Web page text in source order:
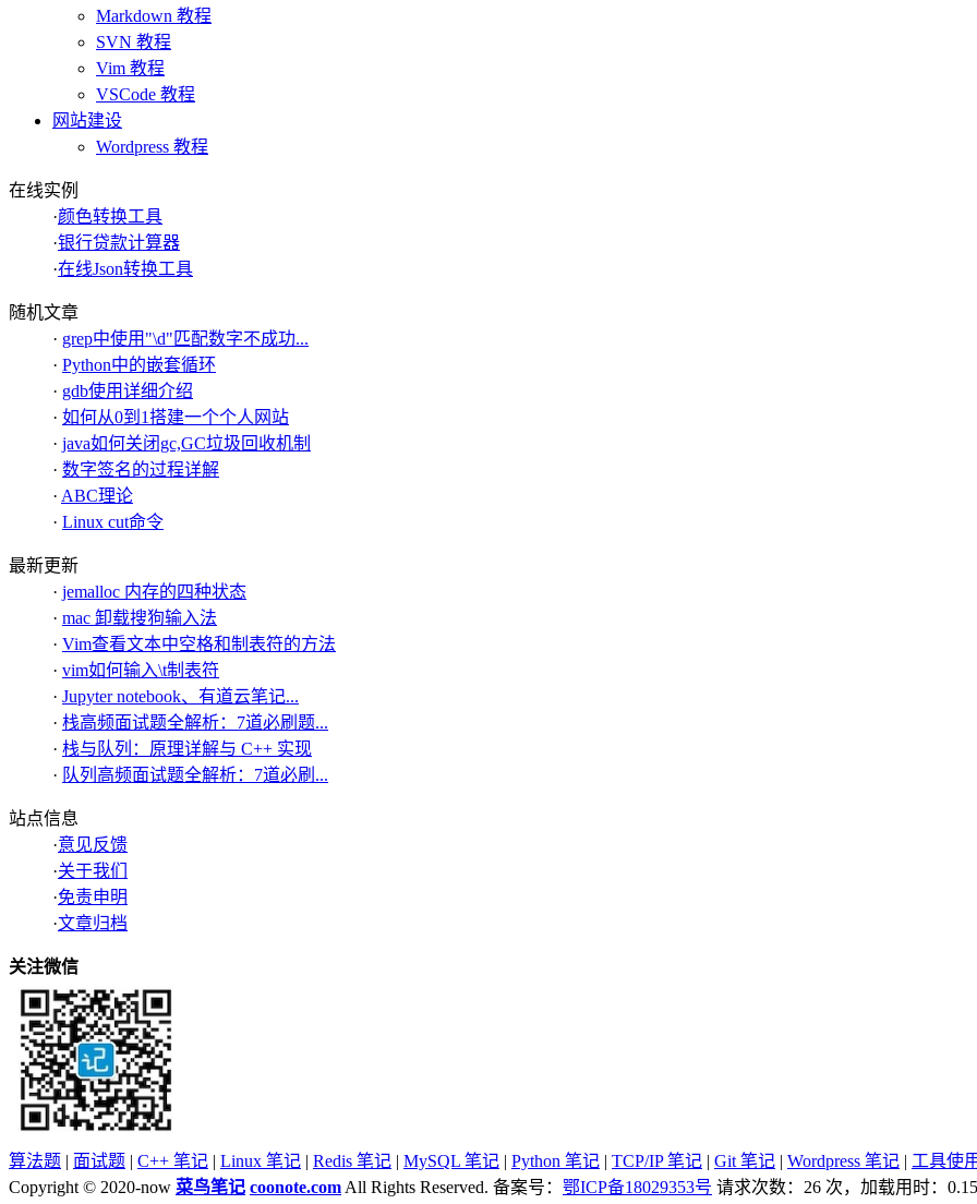
Markdown 教程
SVN 教程
Vim 教程
VSCode 教程
网站建设
Wordpress 教程
在线实例
·颜色转换工具
·银行贷款计算器
·在线Json转换工具
随机文章
· grep中使用"\d"匹配数字不成功...
· Python中的嵌套循环
· gdb使用详细介绍
· 如何从0到1搭建一个个人网站
· java如何关闭gc,GC垃圾回收机制
· 数字签名的过程详解
· ABC理论
· Linux cut命令
最新更新
· jemalloc 内存的四种状态
· mac 卸载搜狗输入法
· Vim查看文本中空格和制表符的方法
· vim如何输入\t制表符
· Jupyter notebook、有道云笔记...
· 栈高频面试题全解析：7道必刷题...
· 栈与队列：原理详解与 C++ 实现
· 队列高频面试题全解析：7道必刷...
站点信息
·意见反馈
·关于我们
·免责申明
·文章归档
关注微信
算法题 | 面试题 | C++ 笔记 | Linux 笔记 | Redis 笔记 | MySQL 笔记 | Python 笔记 | TCP/IP 笔记 | Git 笔记 | Wordpress 笔记 | 工具使用
Copyright © 2020-now 菜鸟笔记 coonote.com All Rights Reserved. 备案号： 鄂ICP备18029353号 请求次数：26 次，加载用时：